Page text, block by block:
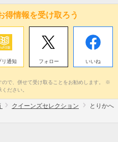
得情報を受け取ろう
リ通知 フォロー いいね
で、併せて受け取ることをお勧めします。 ※
ださい。
クイーンズセレクション
とりかへ